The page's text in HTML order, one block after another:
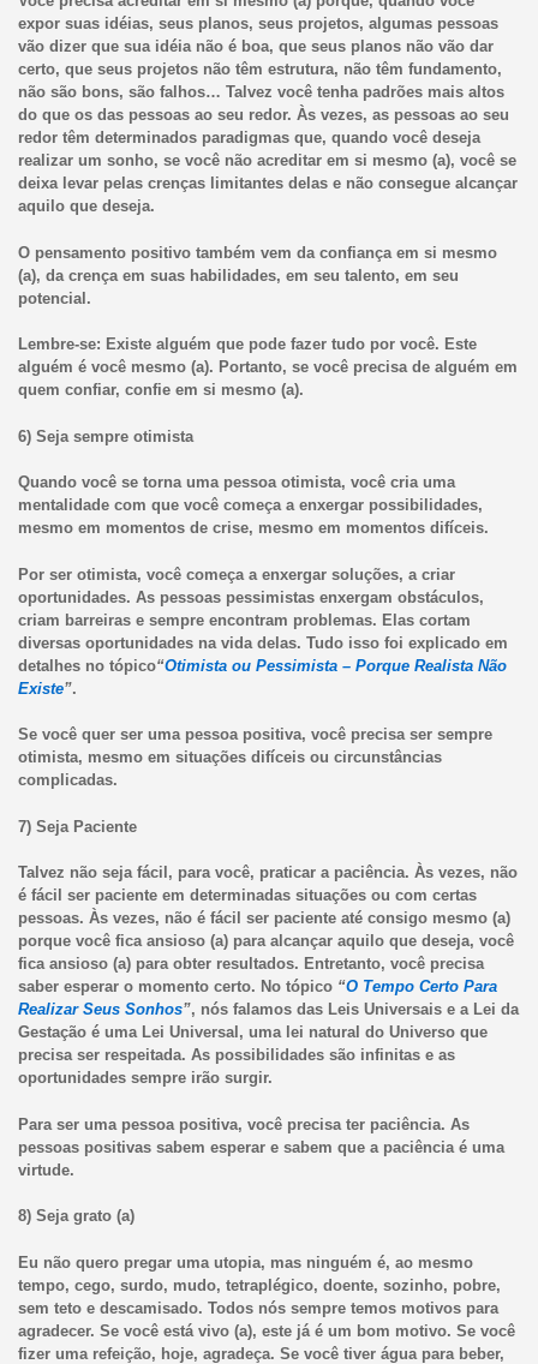
expor suas idéias, seus planos, seus projetos, algumas pessoas
vão dizer que sua idéia não é boa, que seus planos não vão dar
certo, que seus projetos não têm estrutura, não têm fundamento,
não são bons, são falhos… Talvez você tenha padrões mais altos
do que os das pessoas ao seu redor. Às vezes, as pessoas ao seu
redor têm determinados paradigmas que, quando você deseja
realizar um sonho, se você não acreditar em si mesmo (a), você se
deixa levar pelas crenças limitantes delas e não consegue alcançar
aquilo que deseja.
O pensamento positivo também vem da confiança em si mesmo
(a), da crença em suas habilidades, em seu talento, em seu
potencial.
Lembre-se: Existe alguém que pode fazer tudo por você. Este
alguém é você mesmo (a). Portanto, se você precisa de alguém em
quem confiar, confie em si mesmo (a).
6) Seja sempre otimista
Quando você se torna uma pessoa otimista, você cria uma
mentalidade com que você começa a enxergar possibilidades,
mesmo em momentos de crise, mesmo em momentos difíceis.
Por ser otimista, você começa a enxergar soluções, a criar
oportunidades. As pessoas pessimistas enxergam obstáculos,
criam barreiras e sempre encontram problemas. Elas cortam
diversas oportunidades na vida delas. Tudo isso foi explicado em
detalhes no tópico“Otimista ou Pessimista – Porque Realista Não
Existe”.
Se você quer ser uma pessoa positiva, você precisa ser sempre
otimista, mesmo em situações difíceis ou circunstâncias
complicadas.
7) Seja Paciente
Talvez não seja fácil, para você, praticar a paciência. Às vezes, não
é fácil ser paciente em determinadas situações ou com certas
pessoas. Às vezes, não é fácil ser paciente até consigo mesmo (a)
porque você fica ansioso (a) para alcançar aquilo que deseja, você
fica ansioso (a) para obter resultados. Entretanto, você precisa
saber esperar o momento certo. No tópico “O Tempo Certo Para
Realizar Seus Sonhos”, nós falamos das Leis Universais e a Lei da
Gestação é uma Lei Universal, uma lei natural do Universo que
precisa ser respeitada. As possibilidades são infinitas e as
oportunidades sempre irão surgir.
Para ser uma pessoa positiva, você precisa ter paciência. As
pessoas positivas sabem esperar e sabem que a paciência é uma
virtude.
8) Seja grato (a)
Eu não quero pregar uma utopia, mas ninguém é, ao mesmo
tempo, cego, surdo, mudo, tetraplégico, doente, sozinho, pobre,
sem teto e descamisado. Todos nós sempre temos motivos para
agradecer. Se você está vivo (a), este já é um bom motivo. Se você
fizer uma refeição, hoje, agradeça. Se você tiver água para beber,